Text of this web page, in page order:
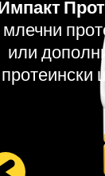
Импакт
млечни
или
протеински